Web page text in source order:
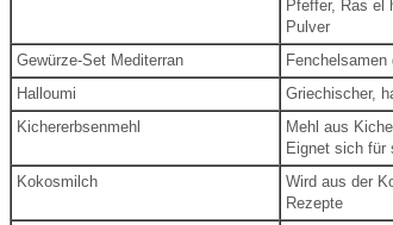
Pfeffer, Ras el
Pulver
Gewürze-Set Mediterran
Halloumi
Griechischer,
Kichererbsenmehl
Mehl aus
Eignet sich für
Kokosmilch
Wird aus der
Rezepte